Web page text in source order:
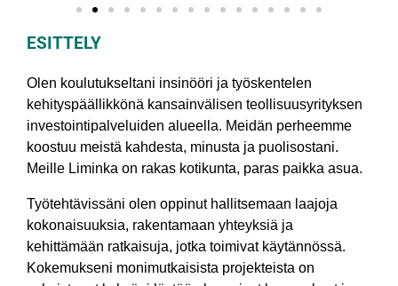
ESITTELY
Olen koulutukseltani insinööri ja työskentelen
kehityspäällikkönä kansainvälisen teollisuusyrityksen
investointipalveluiden alueella. Meidän perheemme
koostuu meistä kahdesta, minusta ja puolisostani.
Meille Liminka on rakas kotikunta, paras paikka asua.
Työtehtävissäni olen oppinut hallitsemaan laajoja
kokonaisuuksia, rakentamaan yhteyksiä ja
kehittämään ratkaisuja, jotka toimivat käytännössä.
Kokemukseni monimutkaisista projekteista on